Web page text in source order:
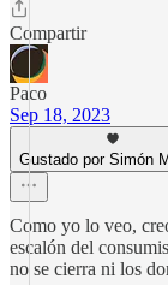
Compartir
Paco
Sep 18, 2023
Gustado por Simón
Como yo lo veo,
escalón del
no se cierra ni los